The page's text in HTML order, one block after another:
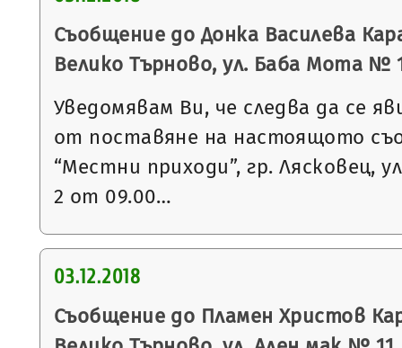
Съобщение до Донка Василева
Велико Търново, ул. Баба Мота №
Уведомявам Ви, че следва да се
от поставяне на настоящото
“Местни приходи”, гр. Лясковец,
2 от 09.00…
03.12.2018
Съобщение до Пламен Христов